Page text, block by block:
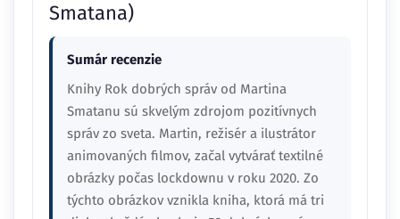
Smatana)
Sumár recenzie
Knihy Rok dobrých správ od Martina
Smatanu sú skvelým zdrojom pozitívnych
správ zo sveta. Martin, režisér a ilustrátor
animovaných filmov, začal vytvárať textilné
obrázky počas lockdownu v roku 2020. Zo
týchto obrázkov vznikla kniha, ktorá má tri